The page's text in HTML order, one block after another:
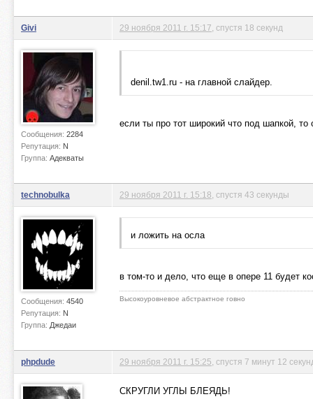
Givi
Сообщения: 2284
Репутация: N
Группа: Адекваты
29 ноября 2011 г. 15:17 , спустя 18 секунд
denil.tw1.ru - на главной слайдер.
если ты про тот широкий что под шапкой,
technobulka
Сообщения: 4540
Репутация: N
Группа: Джедаи
29 ноября 2011 г. 15:18 , спустя 43 секунды
и ложить на осла
в том-то и дело, что еще в опере 11 будет
Высокоуровневое абстрактное говно
phpdude 29 ноября 2011 г. 15:25 , спустя 7 минут 12
СКРУГЛИ УГЛЫ БЛЕЯДЬ!